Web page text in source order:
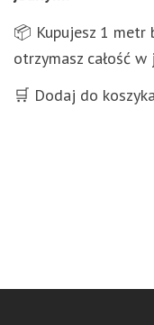
📦 Kupujesz 1 metr
otrzymasz całość
🛒 Dodaj do